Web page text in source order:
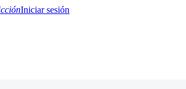
Iniciar sesión